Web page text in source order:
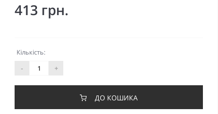
413 грн.
Кількість:
-
+
ДО КОШИКА